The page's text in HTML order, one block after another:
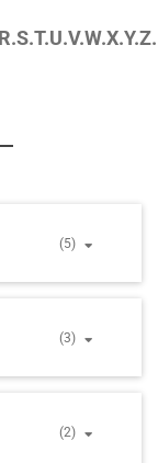
R.S.T.U.V.W.X.Y.Z.
(5)
(3)
(2)